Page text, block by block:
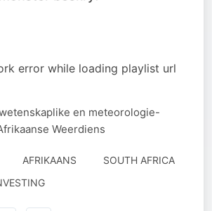
error while loading playlist url
en meteorologie-
Weerdiens
AFRIKAANS
SOUTH AFRICA